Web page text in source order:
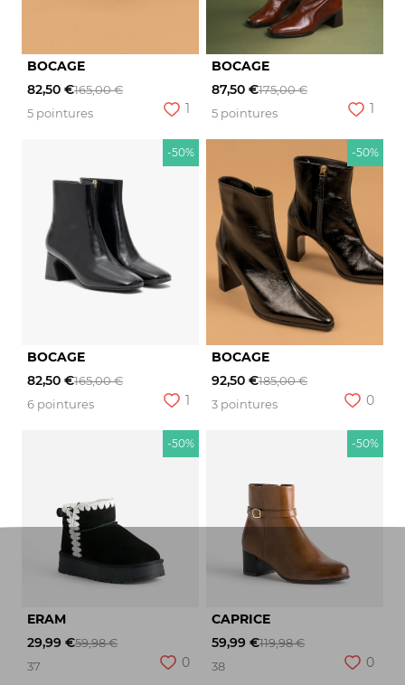
BOCAGE
82,50 €165,00 €
5 pointures
1
BOCAGE
87,50 €175,00 €
5 pointures
1
-50%
BOCAGE
82,50 €165,00 €
6 pointures
1
-50%
BOCAGE
92,50 €185,00 €
3 pointures
0
-50%
ERAM
29,99 €59,98 €
37
0
-50%
CAPRICE
59,99 €119,98 €
38
0